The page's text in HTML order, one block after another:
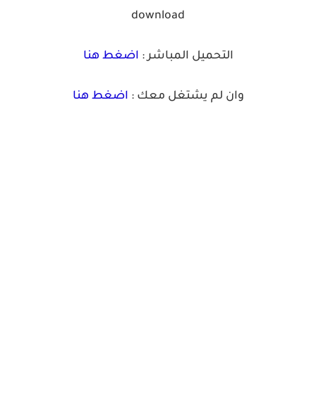
download
التحميل المباشر : اضغط هنا
وان لم يشتغل معك : اضغط هنا